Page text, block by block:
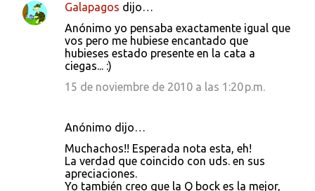
Galapagos dijo…
Anónimo yo pensaba exactamente igual que
vos pero me hubiese encantado que
hubieses estado presente en la cata a
ciegas... :)
15 de noviembre de 2010 a las 1:20 p.m.
Anónimo dijo…
Muchachos!! Esperada nota esta, eh!
La verdad que coincido con uds. en sus
apreciaciones.
Yo también creo que la Q bock es la mejor,